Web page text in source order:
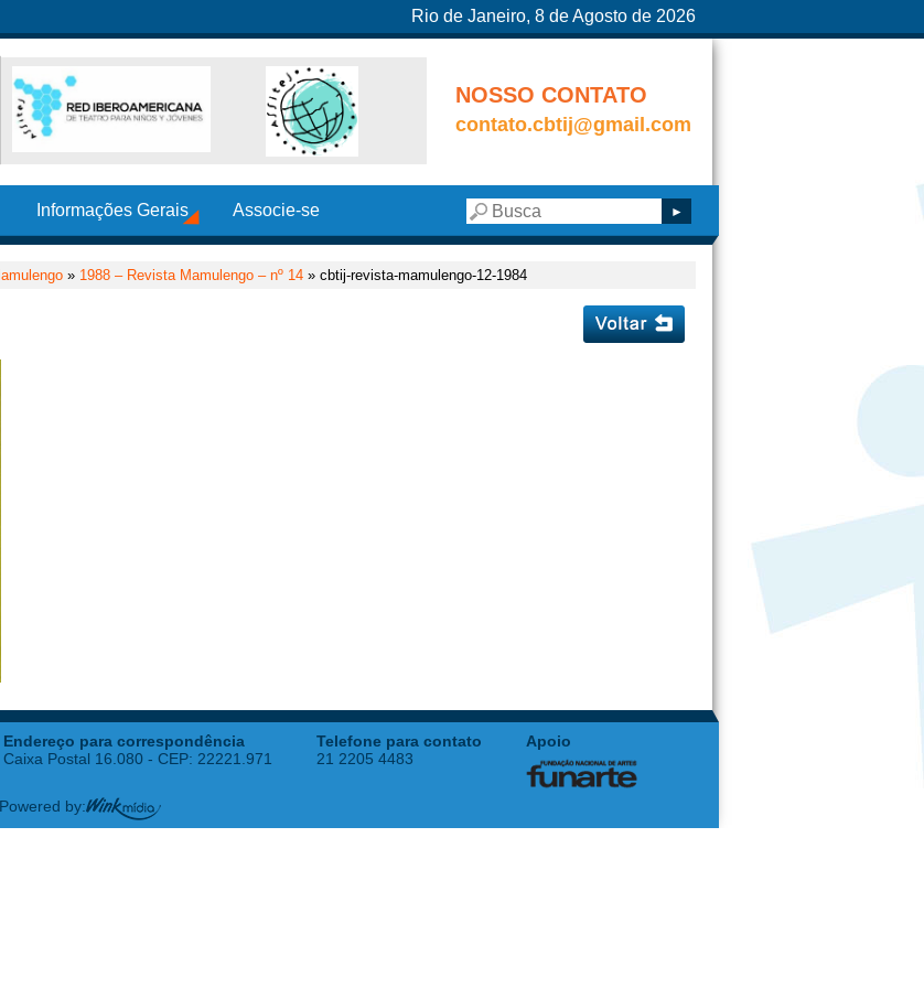
Rio de Janeiro, 8 de Agosto de 2026
NOSSO CONTATO
contato.cbtij@gmail.com
Informações Gerais Associe-se
» 1988 – Revista Mamulengo – nº 14 » cbtij-revista-mamulengo-12-1984
Endereço para correspondência
Caixa Postal 16.080 - CEP: 22221.971
Telefone para contato
21 2205 4483
Apoio
by: